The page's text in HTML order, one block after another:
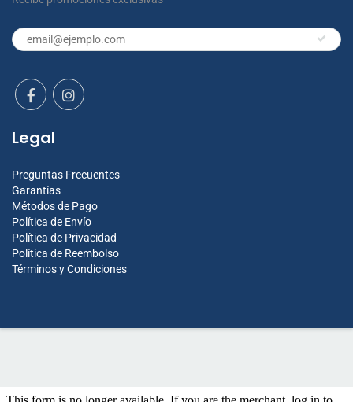
Legal
Preguntas Frecuentes
Garantías
Métodos de Pago
Política de Envío
Política de Privacidad
Política de Reembolso
Términos y Condiciones